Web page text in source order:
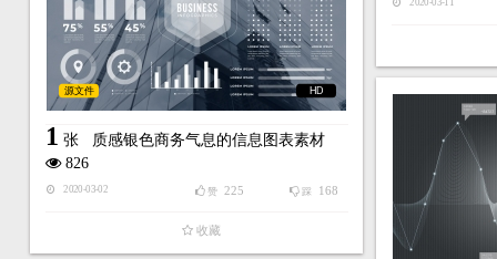
2020-03-11
HD
源文件
1 张 质感银色商务气息的信息图表素材
826
2020-03-02 踩 168
赞 225
收藏